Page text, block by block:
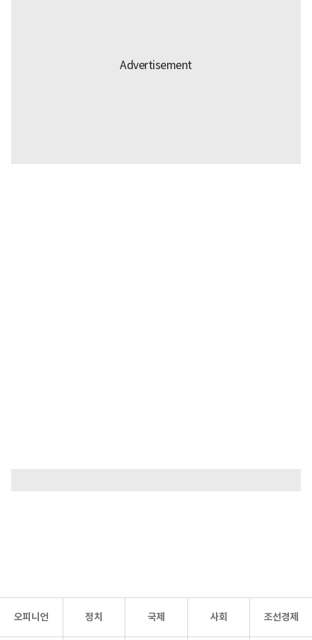
오피니언 정치 국제 사회 조선경제